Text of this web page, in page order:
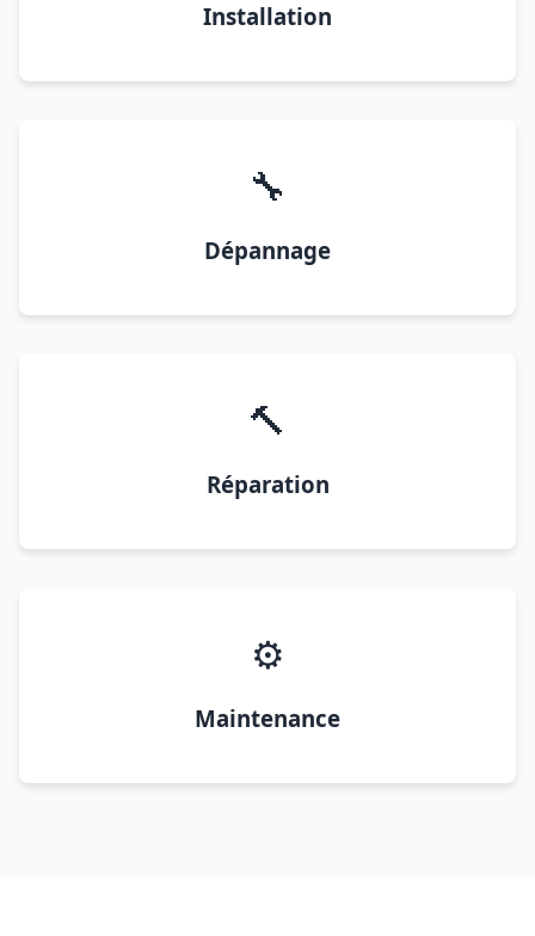
Installation
🔧
Dépannage
🔨
Réparation
⚙️
Maintenance